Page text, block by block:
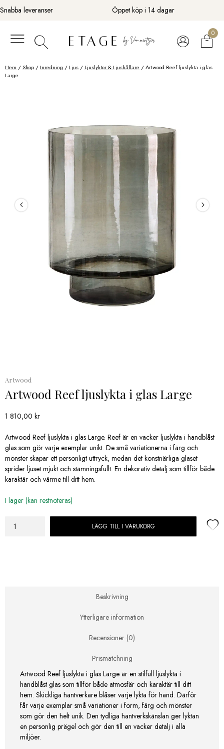
Fortsätt
till
Snabba leveranser Öppet köp i 14 dagar
0
Hem /Shop / Inredning / Ljus / Ljuslyktor & Ljushållare / Artwood Reef ljuslykta i glas
Large
Artwood
Artwood Reef ljuslykta i glas Large
1 810,00 kr
Artwood Reef ljuslykta i glas Large. Reef är en vacker ljuslykta i handblåst
glas som gör varje exemplar unikt. De små variationerna i färg och
mönster skapar ett personligt uttryck, medan det konstnärliga glaset
sprider ljuset mjukt och stämningsfullt. En dekorativ detalj som tillför både
karaktär och värme till ditt hem.
I lager (kan restnoteras)
Artwood
LÄGG TILL I VARUKORG
Beskrivning
Ytterligare information
Recensioner (0)
Prismatchning
Artwood Reef ljuslykta i glas Large är en stilfull ljuslykta i
handblåst glas som tillför både atmosfär och karaktär till ditt
hem. Skickliga hantverkare blåser varje lykta för hand. Därför
får varje exemplar små variationer i form, färg och mönster
som gör den helt unik. Den tydliga hantverkskänslan ger lyktan
en personlig prägel och gör den till en vacker detalj i alla
miljöer.